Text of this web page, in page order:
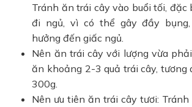
Tránh ăn trái cây vào buổi tối, đặc
đi ngủ, vì có thể gây đầy
hưởng đến giấc ngủ.
Nên ăn trái cây với lượng vừa
ăn khoảng 2-3 quả trái cây, tương
300g.
Nên ưu tiên ăn trái cây tươi: